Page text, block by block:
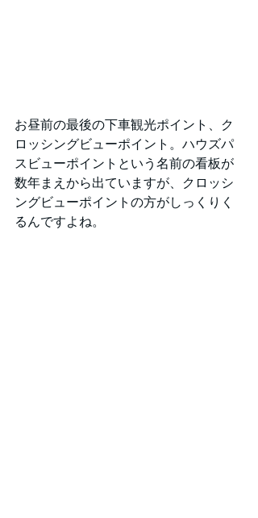
お昼前の最後の下車観光ポイント、ク
ロッシングビューポイント。ハウズパ
スビューポイントという名前の看板が
数年まえから出ていますが、クロッシ
ングビューポイントの方がしっくりく
るんですよね。